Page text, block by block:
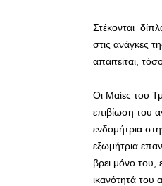
Στέκονται
στις ανάγκες
απαιτείται,
Οι Μαίες του
επιβίωση του
ενδομήτρια
εξωμήτρια
βρει μόνο του,
ικανότητά του